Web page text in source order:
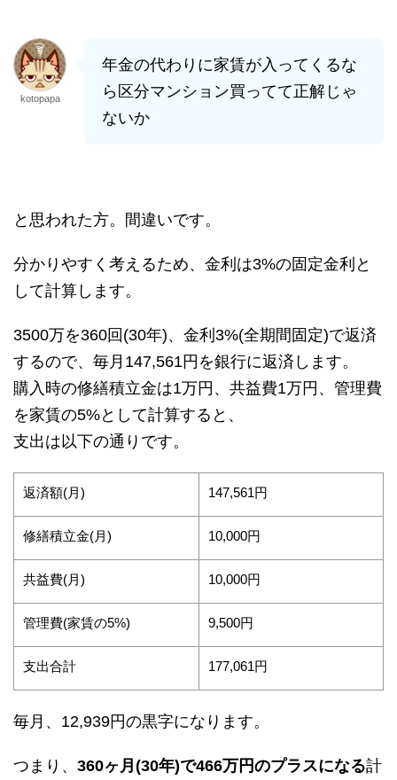
kotopapa
年金の代わりに家賃が入ってくるな
ら区分マンション買ってて正解じゃ
ないか
と思われた方。間違いです。
分かりやすく考えるため、金利は3%の固定金利と
して計算します。
3500万を360回(30年)、金利3%(全期間固定)で返済
するので、毎月147,561円を銀行に返済します。
購入時の修繕積立金は1万円、共益費1万円、管理費
を家賃の5%として計算すると、
支出は以下の通りです。
返済額(月) 147,561円
修繕積立金(月) 10,000円
共益費(月) 10,000円
管理費(家賃の5%) 9,500円
支出合計 177,061円
毎月、12,939円の黒字になります。
つまり、 360ヶ月(30年)で466万円のプラスになる計